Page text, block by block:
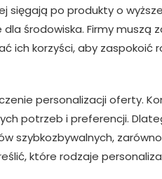
sięgają po produkty o
środowiska. Firmy muszą
ich korzyści, aby zaspokoić
personalizacji oferty.
potrzeb i preferencji.
szybkozbywalnych,
które rodzaje